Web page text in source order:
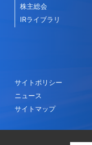
株主総会
IRライブラリ
サイトポリシー
ニュース
サイトマップ